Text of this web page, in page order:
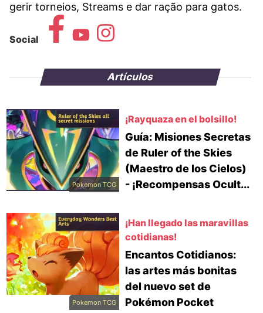
gerir torneios, Streams e dar ração para gatos.
Social
Artículos
Pokemon TCG
¡Rayquaza en el bolsillo!
Guía: Misiones Secretas
de Ruler of the Skies
(Maestro de los Cielos)
- ¡Recompensas Ocult...
Pokemon TCG
¡Han llegado las maravillas
cotidianas!
Encantos Cotidianos:
las artes más bonitas
del nuevo set de
Pokémon Pocket